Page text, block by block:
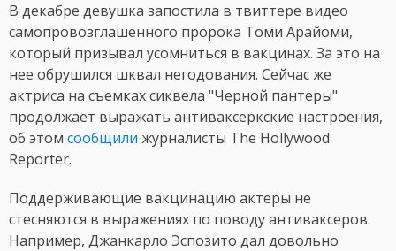
В декабре девушка запостила в твиттере видео
самопровозглашенного пророка Томи Арайоми,
который призывал усомниться в вакцинах. За это на
нее обрушился шквал негодования. Сейчас же
актриса на съемках сиквела "Черной пантеры"
продолжает выражать антиваксеркские настроения,
об этом сообщили журналисты The Hollywood
Reporter.
Поддерживающие вакцинацию актеры не
стесняются в выражениях по поводу антиваксеров.
Например, Джанкарло Эспозито дал довольно